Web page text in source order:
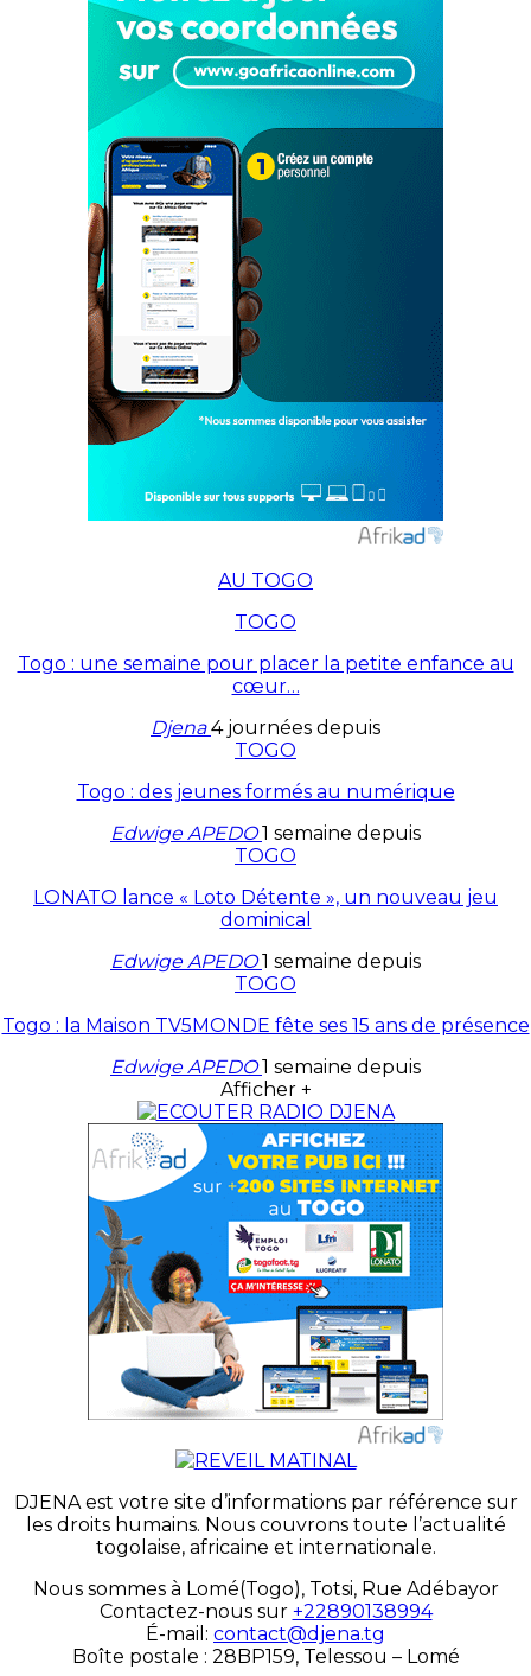
AU TOGO
TOGO
Togo : une semaine pour placer la petite enfance au
cœur…
Djena4 journées depuis
TOGO
Togo : des jeunes formés au numérique
Edwige APEDO1 semaine depuis
TOGO
LONATO lance « Loto Détente », un nouveau jeu
dominical
Edwige APEDO1 semaine depuis
TOGO
Togo : la Maison TV5MONDE fête ses 15 ans de présence
Edwige APEDO1 semaine depuis
Afficher +
DJENA est votre site d’informations par référence sur
les droits humains. Nous couvrons toute l’actualité
togolaise, africaine et internationale.
Nous sommes à Lomé(Togo), Totsi, Rue Adébayor
Contactez-nous sur +22890138994
É-mail: contact@djena.tg
Boîte postale : 28BP159, Telessou – Lomé